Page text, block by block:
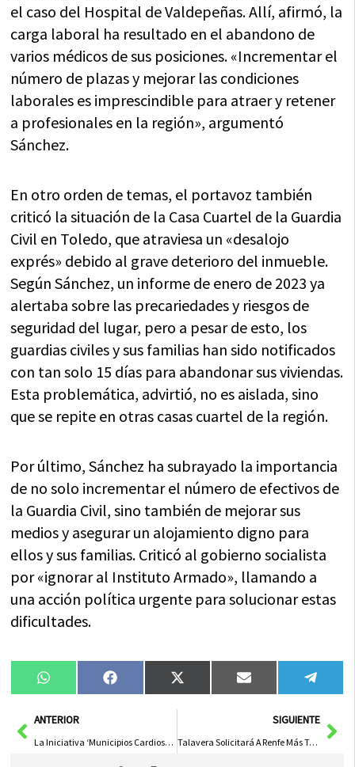
el caso del Hospital de Valdepeñas. Allí, afirmó, la
carga laboral ha resultado en el abandono de
varios médicos de sus posiciones. «Incrementar el
número de plazas y mejorar las condiciones
laborales es imprescindible para atraer y retener
a profesionales en la región», argumentó
Sánchez.
En otro orden de temas, el portavoz también
criticó la situación de la Casa Cuartel de la Guardia
Civil en Toledo, que atraviesa un «desalojo
exprés» debido al grave deterioro del inmueble.
Según Sánchez, un informe de enero de 2023 ya
alertaba sobre las precariedades y riesgos de
seguridad del lugar, pero a pesar de esto, los
guardias civiles y sus familias han sido notificados
con tan solo 15 días para abandonar sus viviendas.
Esta problemática, advirtió, no es aislada, sino
que se repite en otras casas cuartel de la región.
Por último, Sánchez ha subrayado la importancia
de no solo incrementar el número de efectivos de
la Guardia Civil, sino también de mejorar sus
medios y asegurar un alojamiento digno para
ellos y sus familias. Criticó al gobierno socialista
por «ignorar al Instituto Armado», llamando a
una acción política urgente para solucionar estas
dificultades.
Compartir
en
WhatsAppCompartir
en
FacebookCompartir
en
X
(Twitter)
Compartir
en
Email
en
AntANTERIOR
La Iniciativa ‘Municipios Cardiosalubles’ de Albacete Se Expande a la Hostelería Tras Éxito en Educación y Localidades Provinciales
SIGUIENTE
Talavera Solicitará A Renfe Más Trenes Por Obras En La A-5